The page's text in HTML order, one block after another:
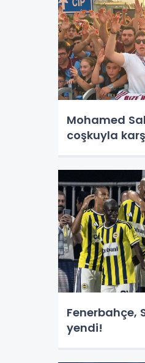
Mohamed
coşkuyla
Fenerbahçe,
yendi!